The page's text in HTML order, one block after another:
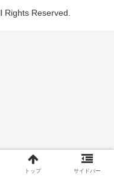
Rights Reserved.
トップ サイドバー